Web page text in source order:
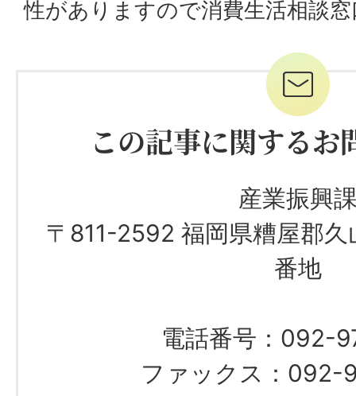
性がありますので消費生活相談
この記事に関するお
産業振興
〒811-2592 福岡県糟屋郡
番地
電話番号：092-
ファックス：092-